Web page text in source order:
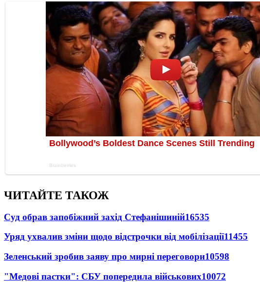
ЧИТАЙТЕ ТАКОЖ
Суд обрав запобіжний захід Стефанішиній16535
Уряд ухвалив зміни щодо відстрочки від мобілізації11455
Зеленський зробив заяву про мирні переговори10598
"Медові пастки": СБУ попередила військових10072